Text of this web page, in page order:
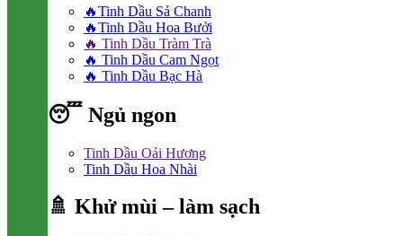
🔥Tinh Dầu Sả Chanh
🔥Tinh Dầu Hoa Bưởi
🔥 Tinh Dầu Tràm Trà
🔥 Tinh Dầu Cam Ngọt
🔥 Tinh Dầu Bạc Hà
😴 Ngủ ngon
Tinh Dầu Oải Hương
Tinh Dầu Hoa Nhài
🚿 Khử mùi – làm sạch